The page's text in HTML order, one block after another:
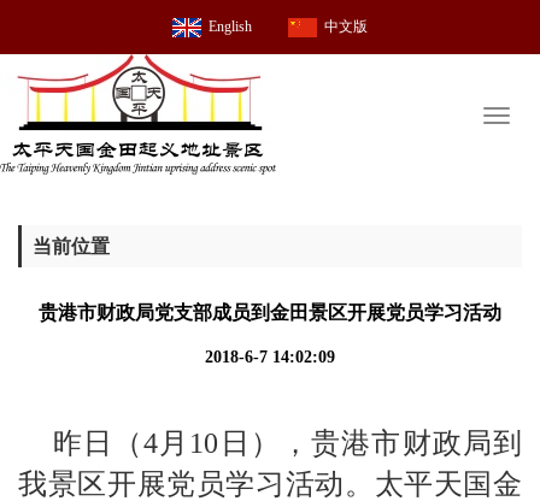
English 中文版
当前位置
贵港市财政局党支部成员到金田景区开展党员学习活动
2018-6-7 14:02:09
昨日（4月10日），贵港市财政局到
我景区开展党员学习活动。太平天国金